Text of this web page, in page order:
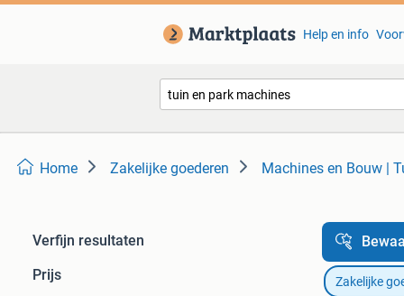
Help en info
Home Zakelijke goederen Machines en Bouw |
Verfijn resultaten
Prijs
Zakelijke